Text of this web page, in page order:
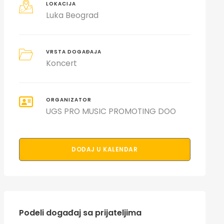
LOKACIJA
Luka Beograd
VRSTA DOGAĐAJA
Koncert
ORGANIZATOR
UGS PRO MUSIC PROMOTING DOO
DODAJ U KALENDAR
Podeli događaj sa prijateljima